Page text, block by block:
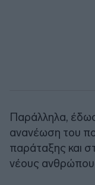
Παράλληλα,
ανανέωση του
παράταξης και
νέους